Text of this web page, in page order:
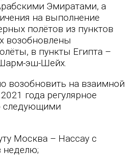
Эмиратами, а
на выполнение
полётов из пунктов
возобновлены
в пункты Египта –
эш-Шейх.
возобновить на взаимной
года регулярное
следующими
Москва – Нассау с
неделю;